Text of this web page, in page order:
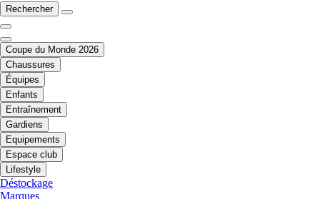
Rechercher
Coupe du Monde 2026
Chaussures
Équipes
Enfants
Entraînement
Gardiens
Equipements
Espace club
Lifestyle
Déstockage
Marques